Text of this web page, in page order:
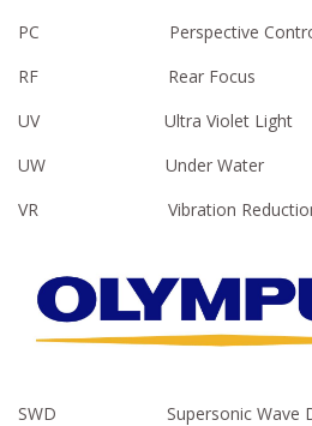
PC Perspective
RF Rear Focus
UV Ultra Violet Light
UW Under Water
VR Vibration
SWD Supersonic Wave